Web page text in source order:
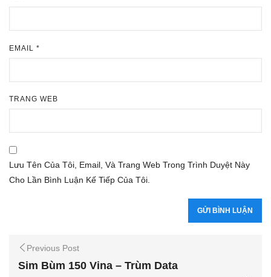
EMAIL *
TRANG WEB
Lưu Tên Của Tôi, Email, Và Trang Web Trong Trình Duyệt Này
Cho Lần Bình Luận Kế Tiếp Của Tôi.
Previous Post
Sim Bùm 150 Vina – Trùm Data